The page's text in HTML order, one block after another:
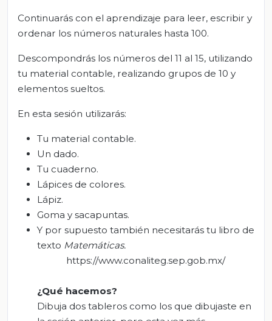
Continuarás con el aprendizaje para leer, escribir y
ordenar los números naturales hasta 100.
Descompondrás los números del 11 al 15, utilizando
tu material contable, realizando grupos de 10 y
elementos sueltos.
En esta sesión utilizarás:
Tu material contable.
Un dado.
Tu cuaderno.
Lápices de colores.
Lápiz.
Goma y sacapuntas.
Y por supuesto también necesitarás tu libro de
texto Matemáticas.
https://www.conaliteg.sep.gob.mx/
¿Qué hacemos?
Dibuja dos tableros como los que dibujaste en